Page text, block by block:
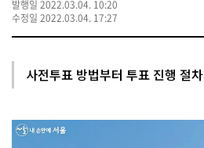
대
표
소
포
발행일 2022.03.04. 10:20
수정일 2022.03.04. 17:27
사전투표 방법부터 투표 진행 절